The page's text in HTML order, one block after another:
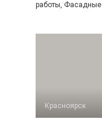
работы, Фасадные
Красноярск